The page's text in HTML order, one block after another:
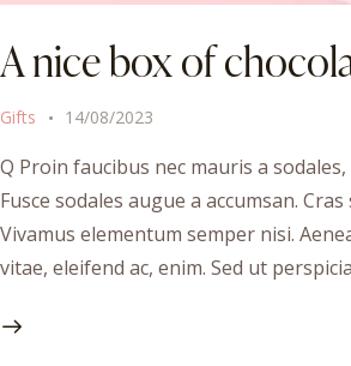
A nice box of
Gifts 14/08/2023
Q Proin faucibus nec mauris a
Fusce sodales augue a accumsan.
Vivamus elementum semper nisi.
vitae, eleifend ac, enim. Sed ut